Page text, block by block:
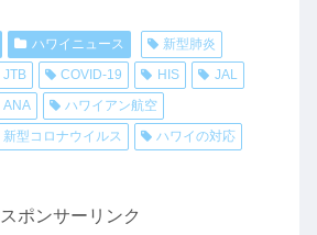
ハワイニュース
新型肺炎
JTB COVID-19 HIS
JAL
ANA
ハワイアン航空
新型コロナウイルス
ハワイの対応
スポンサーリンク